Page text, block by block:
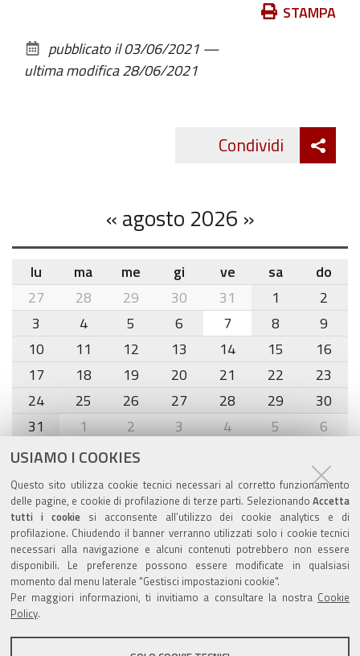
USIAMO I COOKIES
Questo sito utilizza cookie tecnici necessari al corretto funzionamento
delle pagine, e cookie di profilazione di terze parti. Selezionando Accetta
tutti i cookiesi acconsente all’utilizzo dei cookie analytics e di
profilazione. Chiudendo il banner verranno utilizzati solo i cookie tecnici
necessari alla navigazione e alcuni contenuti potrebbero non essere
disponibili. Le preferenze possono essere modificate in qualsiasi
momento dal menu laterale "Gestisci impostazioni cookie".
Per maggiori informazioni, ti invitiamo a consultare la nostra Cookie
Policy.
documento
STAMPA
pubblicato il03/06/2021 —
ultima modifica28/06/2021
Condividi
«agosto 2026 »
month-
8
lu ma me gi ve sa
do
27
28 29 30 31 1
2
3
4 5 6 7 8
9
10
11 12 13 14 15
16
17
18 19 20 21 22
23
24
25 26 27 28 29
30
31
1 2 3 4 5 6
Agenda eventi
torna alla sezione
Valuta questo sito